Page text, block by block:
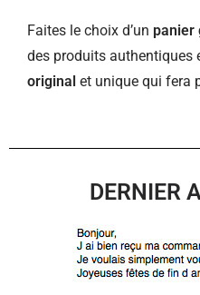
Faites le choix d’un panier
des produits authentiques
original et unique qui fera
DERNIER